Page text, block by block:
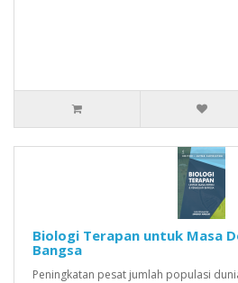
Biologi Terapan untuk Masa
Bangsa
Peningkatan pesat jumlah populasi